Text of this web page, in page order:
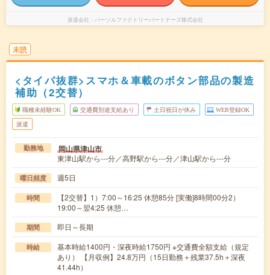
派遣会社 パーソルファクトリーパートナーズ株式会社
未読
<タイパ抜群>スマホ＆車載のボタン部品の製造
補助（2交替）
職種未経験OK 交通費別途支給あり 土日祝日が休み WEB登録OK
派遣
勤務地 岡山県津山市
東津山駅から---分／高野駅から---分／津山駅から---分
曜日頻度 週5日
時間
【2交替】1）7:00～16:25 休憩85分 [実働]8時間00分2）
19:00～翌4:25 休憩…
期間 即日～長期
時給
基本時給1400円・深夜時給1750円 ※交通費全額支給（規定
あり） 【月収例】24.8万円（15日勤務＋残業37.5h＋深夜
41.44h）